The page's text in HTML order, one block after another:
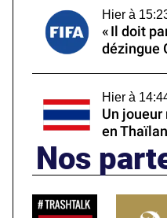
Hier à
« Il doit
dézingue
Hier à
Un
en
Nos